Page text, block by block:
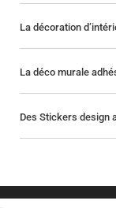
La décoration
La déco murale
Des Stickers design